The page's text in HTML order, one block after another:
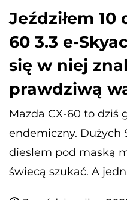
Jeździłem 10
60 3.3 e-
się w niej
prawdziwą
Mazda CX-60 to dziś
endemiczny. Dużych
dieslem pod maską
świecą szukać. A